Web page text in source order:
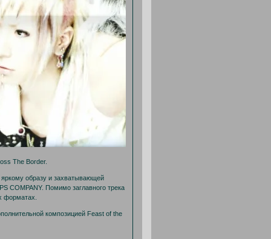
The Border.
образу и захватывающей
COMPANY. Помимо заглавного трека
форматах.
композицией Feast of the